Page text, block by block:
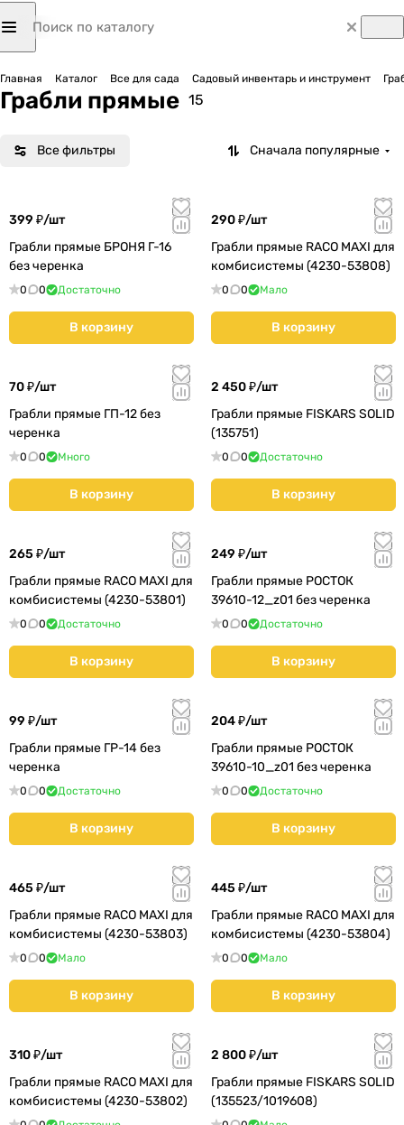
Главная Каталог Все для сада Садовый инвентарь и инструмент
Грабли прямые 15
Все фильтры Сначала популярные
399 ₽/шт
Грабли прямые БРОНЯ Г-16
без черенка
0 0 Достаточно
В корзину
290 ₽/шт
Грабли прямые RACO MAXI для
комбисистемы (4230-53808)
0 0 Мало
В корзину
70 ₽/шт
Грабли прямые ГП-12 без
черенка
0 0 Много
В корзину
2 450 ₽/шт
Грабли прямые FISKARS SOLID
(135751)
0 0 Достаточно
В корзину
265 ₽/шт
Грабли прямые RACO MAXI для
комбисистемы (4230-53801)
0 0 Достаточно
В корзину
249 ₽/шт
Грабли прямые РОСТОК
39610-12_z01 без черенка
0 0 Достаточно
В корзину
99 ₽/шт
Грабли прямые ГР-14 без
черенка
0 0 Достаточно
В корзину
204 ₽/шт
Грабли прямые РОСТОК
39610-10_z01 без черенка
0 0 Достаточно
В корзину
465 ₽/шт
Грабли прямые RACO MAXI для
комбисистемы (4230-53803)
0 0 Мало
В корзину
445 ₽/шт
Грабли прямые RACO MAXI для
комбисистемы (4230-53804)
0 0 Мало
В корзину
310 ₽/шт
Грабли прямые RACO MAXI для
комбисистемы (4230-53802)
2 800 ₽/шт
Грабли прямые FISKARS SOLID
(135523/1019608)